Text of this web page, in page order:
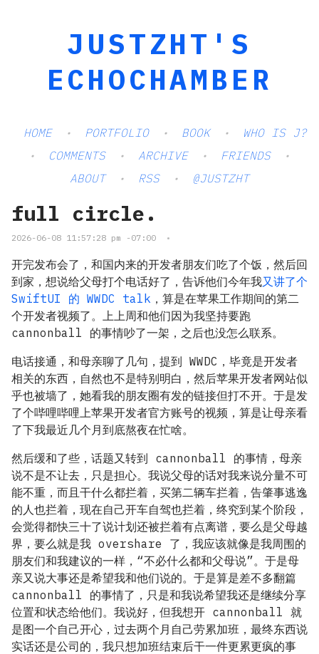
JUSTZHT'S
ECHOCHAMBER
HOME PORTFOLIO BOOK
WHO IS J?
COMMENTS
ARCHIVE
FRIENDS
ABOUT
RSS @JUSTZHT
full circle.
2026-06-08 11:57:28 pm -07:00 •
开完发布会了，和国内来的开发者朋友们吃了个饭，然后回
到家，想说给父母打个电话好了，告诉他们今年我又讲了个
SwiftUI 的 WWDC talk ，算是在苹果工作期间的第二
个开发者视频了。上上周和他们因为我坚持要跑
cannonball 的事情吵了一架，之后也没怎么联系。
电话接通，和母亲聊了几句，提到 WWDC，毕竟是开发者
相关的东西，自然也不是特别明白，然后苹果开发者网站似
乎也被墙了，她看我的朋友圈有发的链接但打不开。于是发
了个哔哩哔哩上苹果开发者官方账号的视频，算是让母亲看
了下我最近几个月到底熬夜在忙啥。
然后缓和了些，话题又转到 cannonball 的事情，母亲
说不是不让去，只是担心。我说父母的话对我来说分量不可
能不重，而且干什么都拦着，买第二辆车拦着，告肇事逃逸
的人也拦着，现在自己开车自驾也拦着，终究到某个阶段，
会觉得都快三十了说计划还被拦着有点离谱，要么是父母越
界，要么就是我 overshare 了，我应该就像是我周围的
朋友们和我建议的一样，“不必什么都和父母说”。于是母
亲又说大事还是希望我和他们说的。于是算是差不多翻篇
cannonball 的事情了，只是和我说希望我还是继续分享
位置和状态给他们。我说好，但我想开 cannonball 就
是图一个自己开心，过去两个月自己劳累加班，最终东西说
实话还是公司的，我只想加班结束后干一件更累更疯的事